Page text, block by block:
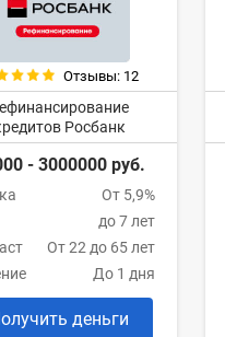
Отзывы: 12
Росбанк
- 3000000 руб.
От 5,9%
до 7 лет
От 22 до 65 лет
До 1 дня
деньги